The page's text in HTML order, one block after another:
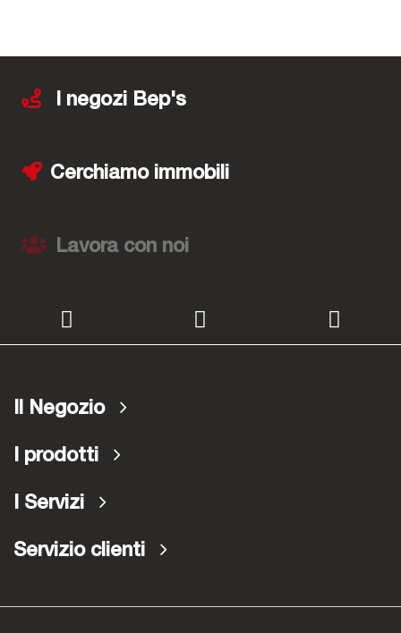
I negozi Bep's
Cerchiamo immobili
Lavora con noi
Il Negozio
I prodotti
I Servizi
Servizio clienti